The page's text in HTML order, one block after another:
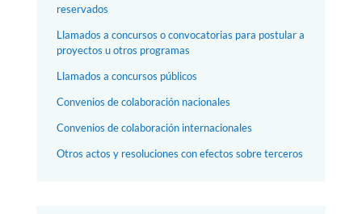
reservados
Llamados a concursos o convocatorias para postular a
proyectos u otros programas
Llamados a concursos públicos
Convenios de colaboración nacionales
Convenios de colaboración internacionales
Otros actos y resoluciones con efectos sobre terceros